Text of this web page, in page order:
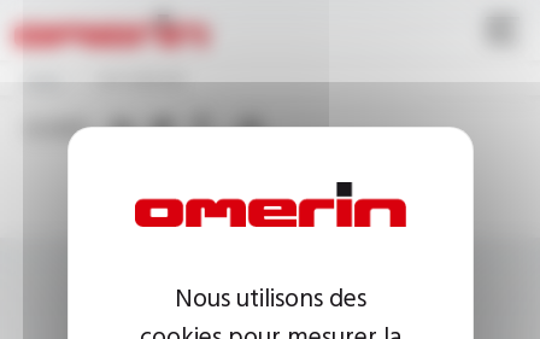
Skip
to
main
content
Breadcrumb
Home test Sabrinah
SHARE:
Follow-us
Cookies management panel
Nous utilisons des